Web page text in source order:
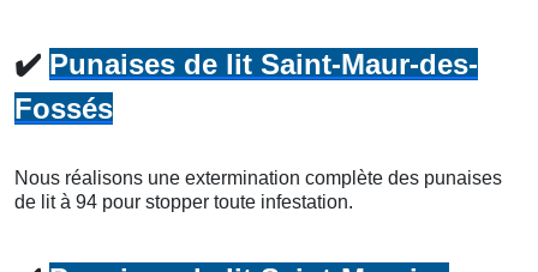
✔️ Punaises de lit Saint-Maur-des-
Fossés
Nous réalisons une extermination complète des punaises
de lit à 94 pour stopper toute infestation.